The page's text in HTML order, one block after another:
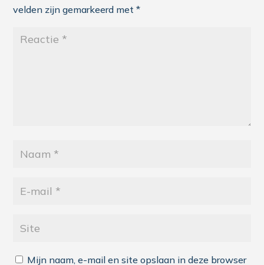
velden zijn gemarkeerd met*
Mijn naam, e-mail en site opslaan in deze browser